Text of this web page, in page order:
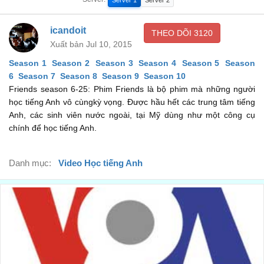
You're really not supposed to be back here.
Anh không được phép xuống đây.
I'm sorry. I know this is the wrong time and the wrong place...
Anh xin lỗi, anh biết đây là nhầm chỗ và sai thời điểm..
00:33
...but I had to tell you.
Nhưng anh phải nói với em.
Anh muốn cưới em.
I want to have kids with you.
Anh muốn có con với em.
Oh, my God.
Oh, my God.
00:48
Why don't they put chairs back here?
icandoit
Xuất bản Jul 10, 2015
THEO DÕI 3120
Season 1 Season 2 Season 3 Season 4 Season 5
Season
6 Season 7 Season 8 Season 9 Season 10
Friends season 6-25: Phim Friends là bộ phim mà những người
học tiếng Anh vô cùngkỳ vọng. Được hầu hết các trung tâm tiếng
Anh, các sinh viên nước ngoài, tại Mỹ dùng như một công cụ
chính để học tiếng Anh.
Danh mục: Video Học tiếng Anh